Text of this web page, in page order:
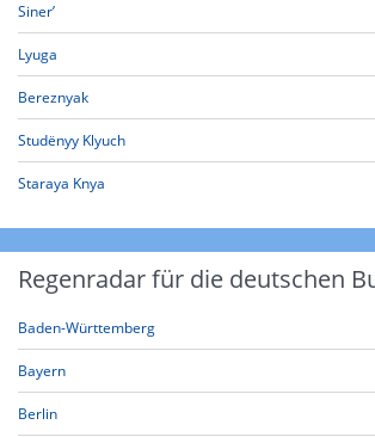
Siner’
Lyuga
Bereznyak
Studënyy Klyuch
Staraya Knya
Regenradar für die deutschen
Baden-Württemberg
Bayern
Berlin